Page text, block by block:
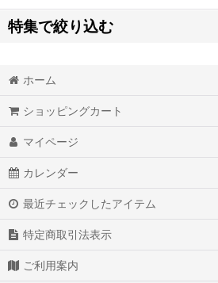
特集で絞り込む
脳波調整マシンＭｉｎｄＳｐａ
オリジナルオラクルカード
覚醒本
オリジナル最高級ダイヤモンドパイソン金
オリジナル最高級ダイヤモンドパイソン
オリジナルミラクルマニフェストアロマオ
ホーム
ショッピングカート
マイページ
カレンダー
最近チェックしたアイテム
特定商取引法表示
ご利用案内